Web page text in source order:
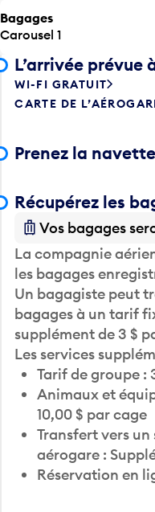
Bagages
Carousel 1
L’arrivée prévue
WI-FI GRATUIT
CARTE DE
Prenez la navette
Récupérez les
Vos bagages
La compagnie
les bagages
Un bagagiste peut
bagages à un tarif
supplément de 3 $
Les services
Tarif de groupe :
Animaux et
10,00 $ par cage
Transfert vers
aérogare :
Réservation en